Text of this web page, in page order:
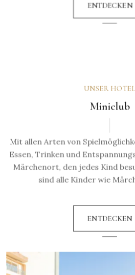
ENTDECKEN
UNSER
Miniclub
Mit allen Arten von
Essen, Trinken und
Märchenort, den jedes Kind
sind alle Kinder wie
ENTDECKEN